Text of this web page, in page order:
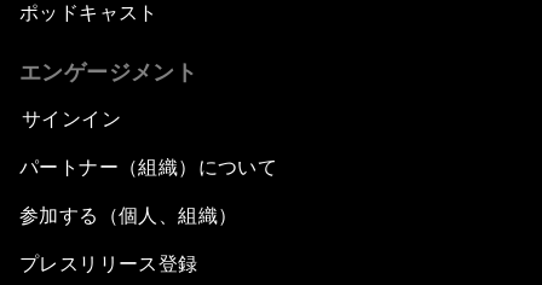
ポッドキャスト
エンゲージメント
サインイン
パートナー（組織）について
参加する（個人、組織）
プレスリリース登録